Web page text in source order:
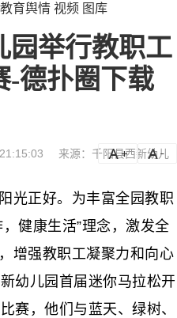
教育舆情 视频 图库
园举行教职工
-德扑圈下载
来源：千阳县西新幼儿
a a-
正好。为丰富全园教职
健康生活”理念，激发全
增强教职工凝聚力和向心
幼儿园首届迷你马拉松开
赛，他们与蓝天、绿树、